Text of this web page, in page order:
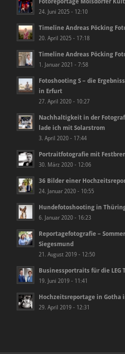
24. Juni 2025 - 12:10
Timeline Andreas Pöcking
20. April 2025 - 17:18
Timeline Andreas Pöcking
1. Januar 2021 - 7:58
Fotoshooting S – die
in Erfurt
27. April 2020 - 10:27
Nachhaltigkeit in der
lade ich mit Solarstrom
3. April 2020 - 17:44
Portraitfotografie mit
30. März 2020 - 12:06
36 Bilder einer
24. Januar 2020 - 10:55
Hundefotoshooting in
6. Januar 2020 - 16:23
Reportagefotografie –
Siegesmund
21. August 2019 - 12:50
Businessportraits für die LEG
19. Juni 2019 - 11:41
Hochzeitsreportage in Gotha
29. April 2019 - 12:31